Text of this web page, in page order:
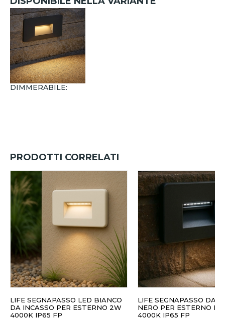
DIMMERABILE:
PRODOTTI CORRELATI
LIFE SEGNAPASSO LED BIANCO
DA INCASSO PER ESTERNO 2W
4000K IP65 FP
LIFE SEGNAPASSO DA
NERO PER ESTERNO LED 2W
4000K IP65 FP